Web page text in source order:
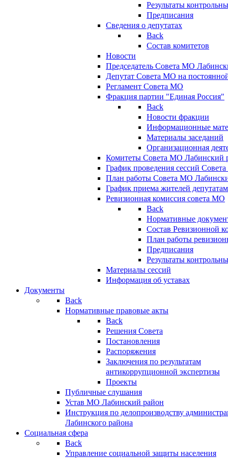
Результаты
Предписания
Сведения о депутатах
Back
Состав комитетов
Новости
Председатель Совета МО
Депутат Совета МО на
Регламент Совета МО
Фракция партии "Единая Россия"
Back
Новости фракции
Информационные
Материалы заседаний
Организационная
Комитеты Совета МО Лабинский
График проведения сессий
План работы Совета МО
График приема жителей
Ревизионная комиссия совета МО
Back
Нормативные
Состав Ревизионной
План работы
Предписания
Результаты
Материалы сессий
Информация об уставах
Документы
Back
Нормативные правовые акты
Back
Решения Совета
Постановления
Распоряжения
Заключения по результатам
антикоррупционной экспертизы
Проекты
Публичные слушания
Устав МО Лабинский район
Инструкция по делопроизводству
Лабинского района
Социальная сфера
Back
Управление социальной защиты населения